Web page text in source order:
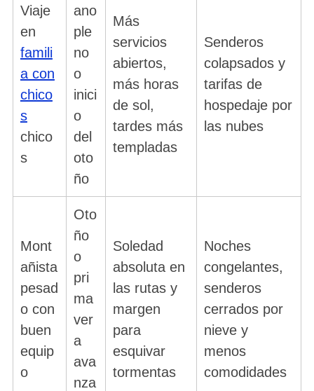
Viaje
en
famili
a con
chico
s
chico
s
ano
ple
no
o
inici
o
del
oto
ño
Más
servicios
abiertos,
más horas
de sol,
tardes más
templadas
Senderos
colapsados y
tarifas de
hospedaje por
las nubes
Mont
añista
pesad
o con
buen
equip
o
Oto
ño
o
pri
ma
ver
a
ava
nza
Soledad
absoluta en
las rutas y
margen
para
esquivar
tormentas
Noches
congelantes,
senderos
cerrados por
nieve y
menos
comodidades